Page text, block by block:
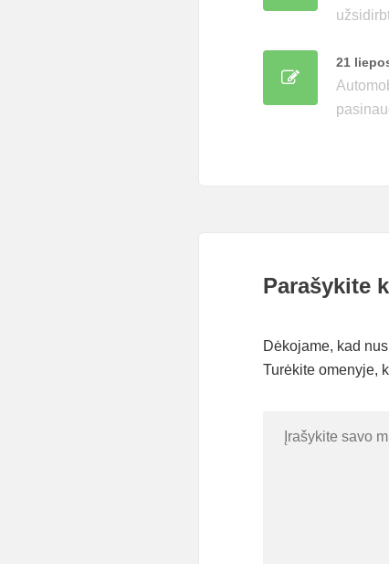
21
Parašykite
Dėkojame, kad
Turėkite omenyje,